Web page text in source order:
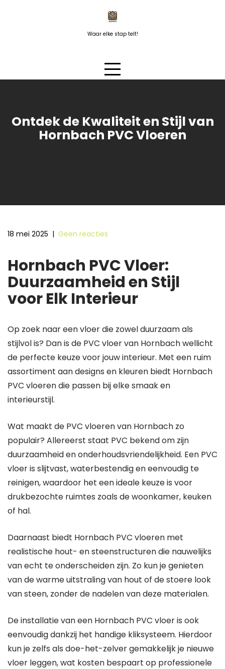
Waar elke stap telt!
Ontdek de Kwaliteit en Stijl van
Hornbach PVC Vloeren
18 mei 2025 | Geen reacties
Hornbach PVC Vloer:
Duurzaamheid en Stijl
voor Elk Interieur
Op zoek naar een vloer die zowel duurzaam als
stijlvol is? Dan is de PVC vloer van Hornbach wellicht
de perfecte keuze voor jouw interieur. Met een ruim
assortiment aan designs en kleuren biedt Hornbach
PVC vloeren die passen bij elke smaak en
interieurstijl.
Wat maakt de PVC vloeren van Hornbach zo
populair? Allereerst staat PVC bekend om zijn
duurzaamheid en onderhoudsvriendelijkheid. Een PVC
vloer is slijtvast, waterbestendig en eenvoudig te
reinigen, waardoor het een ideale keuze is voor
drukbezochte ruimtes zoals de woonkamer, keuken
of hal.
Daarnaast biedt Hornbach PVC vloeren met
realistische hout- en steenstructuren die nauwelijks
van echt te onderscheiden zijn. Zo kun je genieten
van de warme uitstraling van hout of de stoere look
van steen, zonder de nadelen van deze materialen.
De installatie van een Hornbach PVC vloer is ook
eenvoudig dankzij het handige kliksysteem. Hierdoor
kun je zelfs als doe-het-zelver gemakkelijk je nieuwe
vloer leggen, wat kosten bespaart op professionele